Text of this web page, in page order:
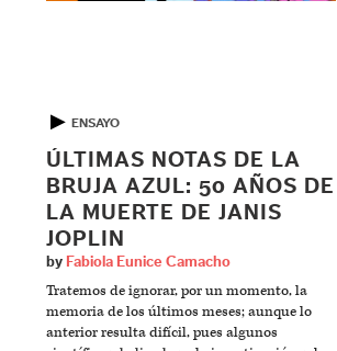
▶ ENSAYO
ÚLTIMAS NOTAS DE LA
BRUJA AZUL: 50 AÑOS DE
LA MUERTE DE JANIS
JOPLIN
by Fabiola Eunice Camacho
Tratemos de ignorar, por un momento, la
memoria de los últimos meses; aunque lo
anterior resulta difícil, pues algunos